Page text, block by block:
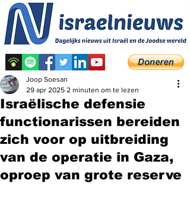
Israëlische defensie
functionarissen bereiden
zich voor op uitbreiding
van de operatie in Gaza,
oproep van grote reserve
Joop Soesan
29 apr 2025 2 minuten om te lezen